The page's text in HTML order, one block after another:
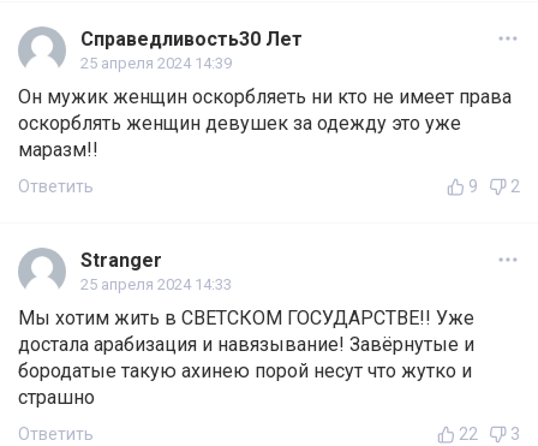
Справедливость30 Лет
25 апреля 2024 14:39
Он мужик женщин оскорбляеть ни кто не имеет права
оскорблять женщин девушек за одежду это уже
маразм!!
Ответить 9 2
Stranger
25 апреля 2024 14:33
Мы хотим жить в СВЕТСКОМ ГОСУДАРСТВЕ!! Уже
достала арабизация и навязывание! Завёрнутые и
бородатые такую ахинею порой несут что жутко и
страшно
Ответить 22 3